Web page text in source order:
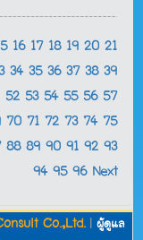
16 17 18 19 20 21
34 35 36 37 38 39
52 53 54 55 56 57
70 71 72 73 74 75
88 89 90 91 92 93
94 95 96 Next
Co.,Ltd. ผู้ดูแล